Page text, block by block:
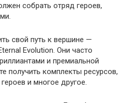
собрать отряд героев,
свой путь к вершине —
Evolution. Они часто
и премиальной
получить комплекты ресурсов,
и многое другое.